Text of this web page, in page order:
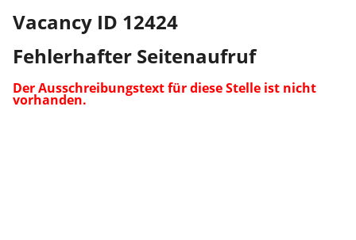
Vacancy ID 12424
Fehlerhafter Seitenaufruf
Der Ausschreibungstext für diese Stelle ist nicht
vorhanden.